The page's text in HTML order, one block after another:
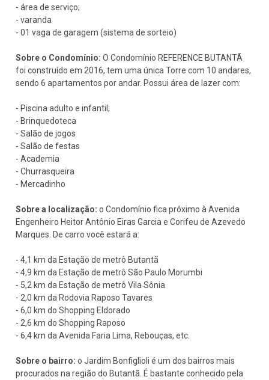
- área de serviço;
- varanda
- 01 vaga de garagem (sistema de sorteio)
Sobre o Condomínio: O Condomínio REFERENCE BUTANTÃ
foi construído em 2016, tem uma única Torre com 10 andares,
sendo 6 apartamentos por andar. Possui área de lazer com:
- Piscina adulto e infantil;
- Brinquedoteca
- Salão de jogos
- Salão de festas
- Academia
- Churrasqueira
- Mercadinho
Sobre a localização: o Condomínio fica próximo à Avenida
Engenheiro Heitor Antônio Eiras Garcia e Corifeu de Azevedo
Marques. De carro você estará a:
- 4,1 km da Estação de metrô Butantã
- 4,9 km da Estação de metrô São Paulo Morumbi
- 5,2 km da Estação de metrô Vila Sônia
- 2,0 km da Rodovia Raposo Tavares
- 6,0 km do Shopping Eldorado
- 2,6 km do Shopping Raposo
- 6,4 km da Avenida Faria Lima, Rebouças, etc.
Sobre o bairro: o Jardim Bonfiglioli é um dos bairros mais
procurados na região do Butantã. É bastante conhecido pela